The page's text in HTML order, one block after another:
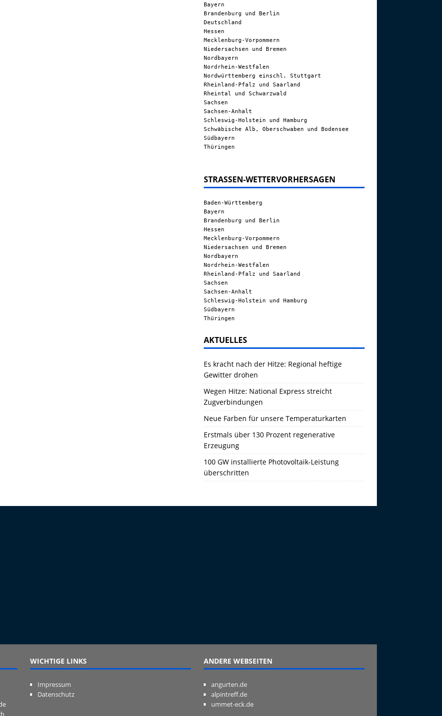
Bayern
Brandenburg und Berlin
Deutschland
Hessen
Mecklenburg-Vorpommern
Niedersachsen und Bremen
Nordbayern
Nordrhein-Westfalen
Nordwürttemberg einschl. Stuttgart
Rheinland-Pfalz und Saarland
Rheintal und Schwarzwald
Sachsen
Sachsen-Anhalt
Schleswig-Holstein und Hamburg
Schwäbische Alb, Oberschwaben und Bodensee
Südbayern
Thüringen
STRASSEN-WETTERVORHERSAGEN
Baden-Württemberg
Bayern
Brandenburg und Berlin
Hessen
Mecklenburg-Vorpommern
Niedersachsen und Bremen
Nordbayern
Nordrhein-Westfalen
Rheinland-Pfalz und Saarland
Sachsen
Sachsen-Anhalt
Schleswig-Holstein und Hamburg
Südbayern
Thüringen
AKTUELLES
Es kracht nach der Hitze: Regional heftige
Gewitter drohen
Wegen Hitze: National Express streicht
Zugverbindungen
Neue Farben für unsere Temperaturkarten
Erstmals über 130 Prozent regenerative
Erzeugung
100 GW installierte Photovoltaik-Leistung
überschritten
WICHTIGE LINKS
Impressum
Datenschutz
ANDERE WEBSEITEN
angurten.de
alpintreff.de
ummet-eck.de